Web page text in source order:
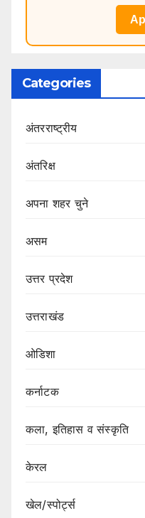
Categories
अंतरराष्ट्रीय
अंतरिक्ष
अपना शहर चुने
असम
उत्तर प्रदेश
उत्तराखंड
ओडिशा
कर्नाटक
कला, इतिहास व संस्कृति
केरल
खेल/स्पोर्ट्स